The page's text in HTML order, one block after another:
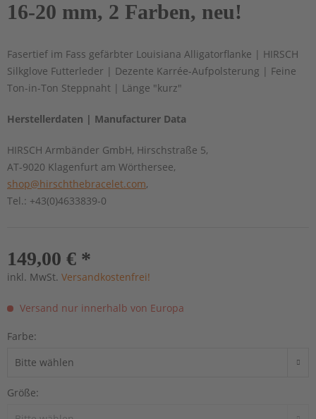
16-20 mm, 2 Farben, neu!
Fasertief im Fass gefärbter Louisiana Alligatorflanke | HIRSCH
Silkglove Futterleder | Dezente Karrée-Aufpolsterung | Feine
Ton-in-Ton Steppnaht | Länge "kurz"
Herstellerdaten | Manufacturer Data
HIRSCH Armbänder GmbH, Hirschstraße 5,
AT-9020 Klagenfurt am Wörthersee,
shop@hirschthebracelet.com,
Tel.: +43(0)4633839-0
149,00 € *
inkl. MwSt. Versandkostenfrei!
Versand nur innerhalb von Europa
Farbe:
Größe: